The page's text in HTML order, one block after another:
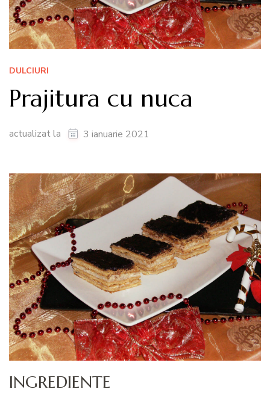
DULCIURI
Prajitura cu nuca
actualizat la 3 ianuarie 2021
INGREDIENTE